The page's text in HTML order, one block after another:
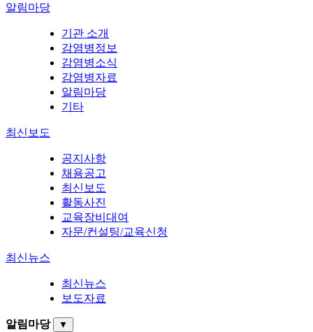
알림마당
기관 소개
감염병정보
감염병소식
감염병자료
알림마당
기타
최신보도
공지사항
채용공고
최신보도
활동사진
교육장비대여
자문/컨설팅/교육신청
최신뉴스
최신뉴스
보도자료
알림마당 ▼